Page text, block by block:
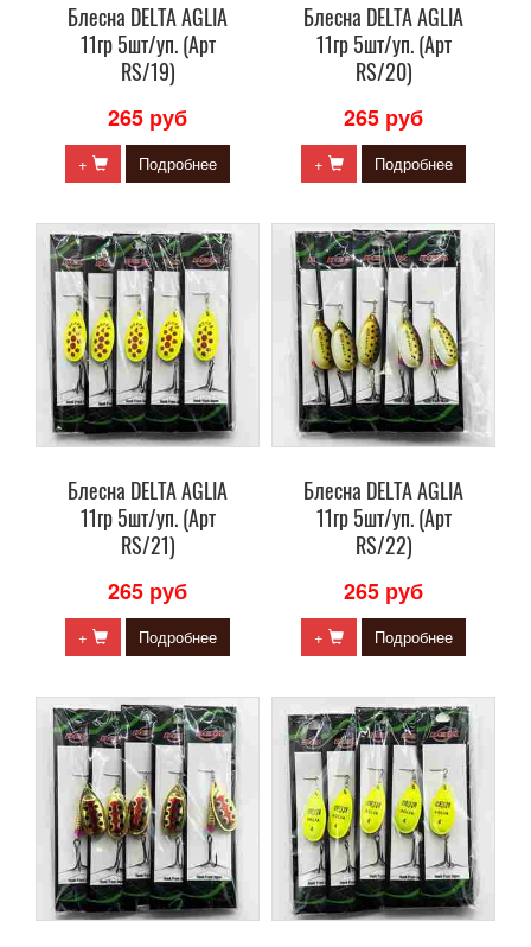
Блесна DELTA AGLIA
11гр 5шт/уп. (Арт
RS/19)
265 руб
+ Подробнее
Блесна DELTA AGLIA
11гр 5шт/уп. (Арт
RS/20)
265 руб
+ Подробнее
Блесна DELTA AGLIA
11гр 5шт/уп. (Арт
RS/21)
265 руб
+ Подробнее
Блесна DELTA AGLIA
11гр 5шт/уп. (Арт
RS/22)
265 руб
+ Подробнее